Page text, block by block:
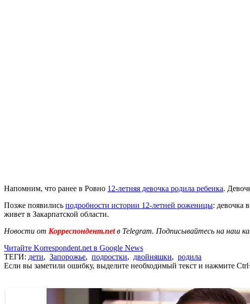
Напомним, что ранее в Ровно 12-летняя девочка родила ребенка.
Позже появились подробности истории 12-летней роженицы: девочка
живет в Закарпатской области.
Новости от Корреспондент.netв Telegram. Подписывайтесь на наш
Читайте Korrespondent.net в Google News
ТЕГИ: дети, Запорожье, подростки, двойняшки, родила
Если вы заметили ошибку, выделите необходимый текст и нажмите